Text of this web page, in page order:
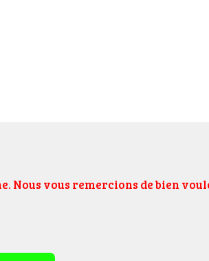
Nous vous remercions de bien